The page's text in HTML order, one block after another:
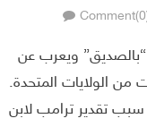
ويعرب عن
من الولايات المتحدة.
تقدير ترامب لابن